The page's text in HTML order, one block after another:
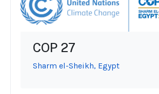
COP 27
Sharm el-Sheikh, Egypt